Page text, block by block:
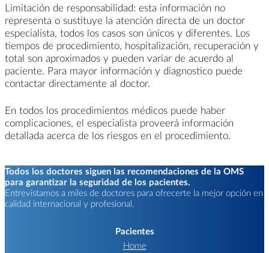
Limitación de responsabilidad: esta información no
representa o sustituye la atención directa de un doctor
especialista, todos los casos son únicos y diferentes. Los
tiempos de procedimiento, hospitalización, recuperación y
total son aproximados y pueden variar de acuerdo al
paciente. Para mayor información y diagnostico puede
contactar directamente al doctor.
En todos los procedimientos médicos puede haber
complicaciones, el especialista proveerá información
detallada acerca de los riesgos en el procedimiento.
Todos los doctores siguen las recomendaciones de la OMS
para garantizar la seguridad de los pacientes.
Entrevistamos a miles de doctores para ofrecerte la mejor opción en
calidad internacional y profesional.
Pacientes
Home